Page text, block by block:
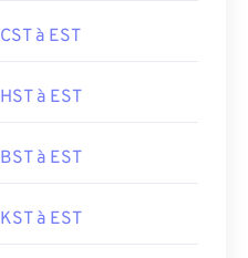
CST à EST
HST à EST
BST à EST
KST à EST